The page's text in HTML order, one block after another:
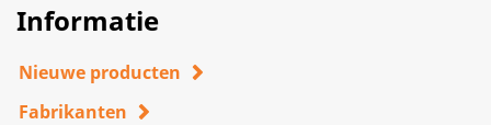
Informatie
Nieuwe producten
Fabrikanten